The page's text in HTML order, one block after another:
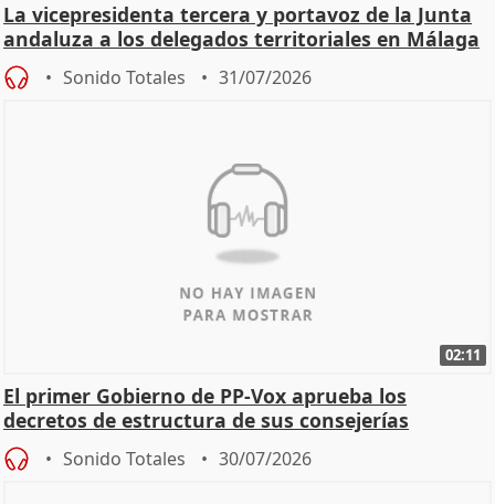
La vicepresidenta tercera y portavoz de la Junta
andaluza a los delegados territoriales en Málaga
Sonido Totales 31/07/2026
02:11
El primer Gobierno de PP-Vox aprueba los
decretos de estructura de sus consejerías
Sonido Totales 30/07/2026